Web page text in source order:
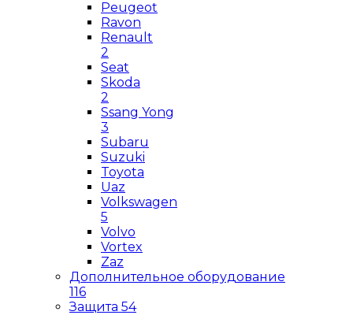
Peugeot
Ravon
Renault
2
Seat
Skoda
2
Ssang Yong
3
Subaru
Suzuki
Toyota
Uaz
Volkswagen
5
Volvo
Vortex
Zaz
Дополнительное оборудование
116
Защита 54